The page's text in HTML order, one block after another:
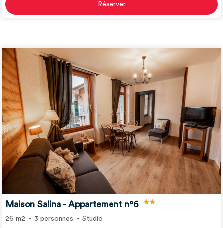
Réserver
Maison Salina - Appartement n°6
26 m2 3 personnes Studio